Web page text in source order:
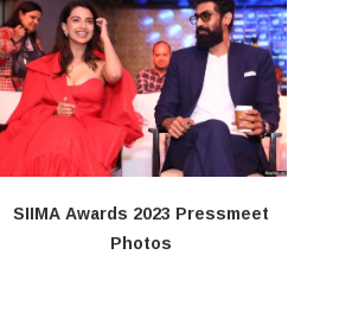
SIIMA Awards 2023 Pressmeet
Photos